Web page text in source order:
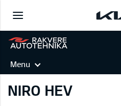
Menu
NIRO HEV